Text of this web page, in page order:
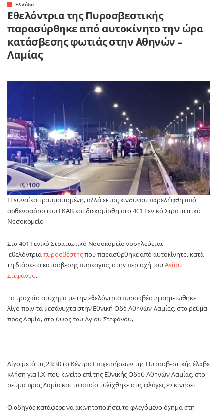
Ελλάδα
Εθελόντρια της Πυροσβεστικής
παρασύρθηκε από αυτοκίνητο την ώρα
κατάσβεσης φωτιάς στην Αθηνών –
Λαμίας
Η γυναίκα τραυματισμένη, αλλά εκτός κινδύνου παρελήφθη από
ασθενοφόρο του ΕΚΑΒ και διεκομίσθη στο 401 Γενικό Στρατιωτικό
Νοσοκομείο
Στο 401 Γενικό Στρατιωτικό Νοσοκομείο νοσηλεύεται
εθελόντριαπυροσβέστηςπου παρασύρθηκε από αυτοκίνητο, κατά
τη διάρκεια κατάσβεσης πυρκαγιάς στην περιοχή τουΑγίου
Στεφάνου.
Το τροχαίο ατύχημα με την εθελόντρια πυροσβέστη σημειώθηκε
λίγο πριν τα μεσάνυχτα στην Εθνική Οδό Αθηνών-Λαμίας, στο ρεύμα
προς Λαμία, στο ύψος του Αγίου Στεφάνου,
Λίγο μετά τις 23:30 το Κέντρο Επιχειρήσεων της Πυροσβεστικής έλαβε
κλήση για Ι.Χ. που κινείτο επί της Εθνικής Οδού Αθηνών-Λαμίας, στο
ρεύμα προς Λαμία και το οποίο τυλίχθηκε στις φλόγες εν κινήσει.
Ο οδηγός κατάφερε να ακινητοποιήσει το φλεγόμενο όχημα στη